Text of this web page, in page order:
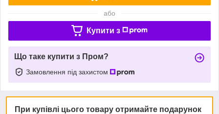
або
Купити з
Що таке купити з Пром?
Замовлення під захистом
При купівлі цього товару отримайте подарунок